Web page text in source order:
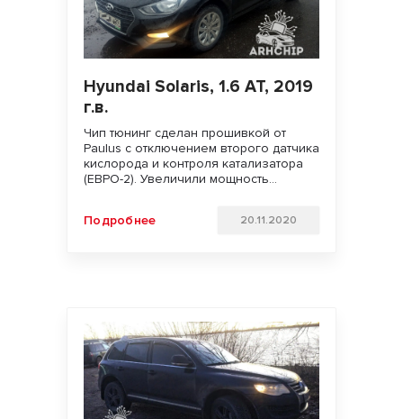
Hyundai Solaris, 1.6 AT, 2019
г.в.
Чип тюнинг сделан прошивкой от
Paulus с отключением второго датчика
кислорода и контроля катализатора
(ЕВРО-2). Увеличили мощность
Удачи на дорогах!!!
Подробнее 20.11.2020